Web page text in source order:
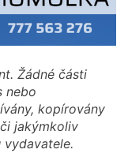
Žádné části
nebo
kopírovány
jakýmkoliv
vydavatele.